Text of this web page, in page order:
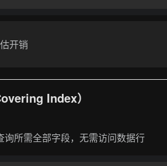
开销
Index）
询所需全部字段，无需访问数据行